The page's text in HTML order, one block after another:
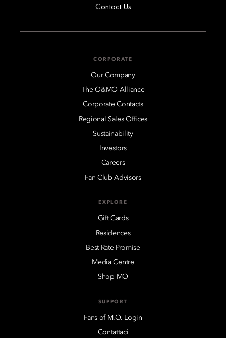
Contact Us
CORPORATE
Our Company
The O&MO Alliance
Corporate Contacts
Regional Sales Offices
Sustainability
Investors
Careers
Fan Club Advisors
EXPLORE
Gift Cards
Residences
Best Rate Promise
Media Centre
Shop MO
SUPPORT
Fans of M.O. Login
Contattaci